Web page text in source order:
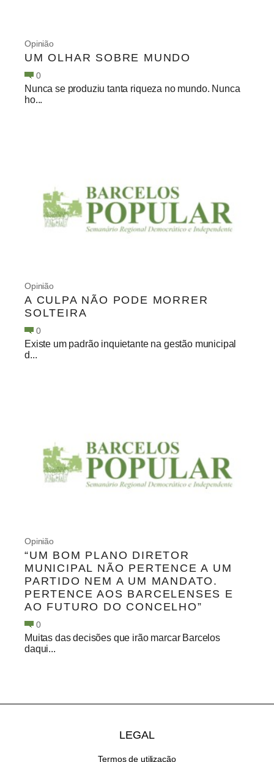
Opinião
UM OLHAR SOBRE MUNDO
0
Nunca se produziu tanta riqueza no mundo. Nunca
ho...
Opinião
A CULPA NÃO PODE MORRER
SOLTEIRA
0
Existe um padrão inquietante na gestão municipal
d...
Opinião
“UM BOM PLANO DIRETOR
MUNICIPAL NÃO PERTENCE A UM
PARTIDO NEM A UM MANDATO.
PERTENCE AOS BARCELENSES E
AO FUTURO DO CONCELHO”
0
Muitas das decisões que irão marcar Barcelos
daqui...
LEGAL
Termos de utilização